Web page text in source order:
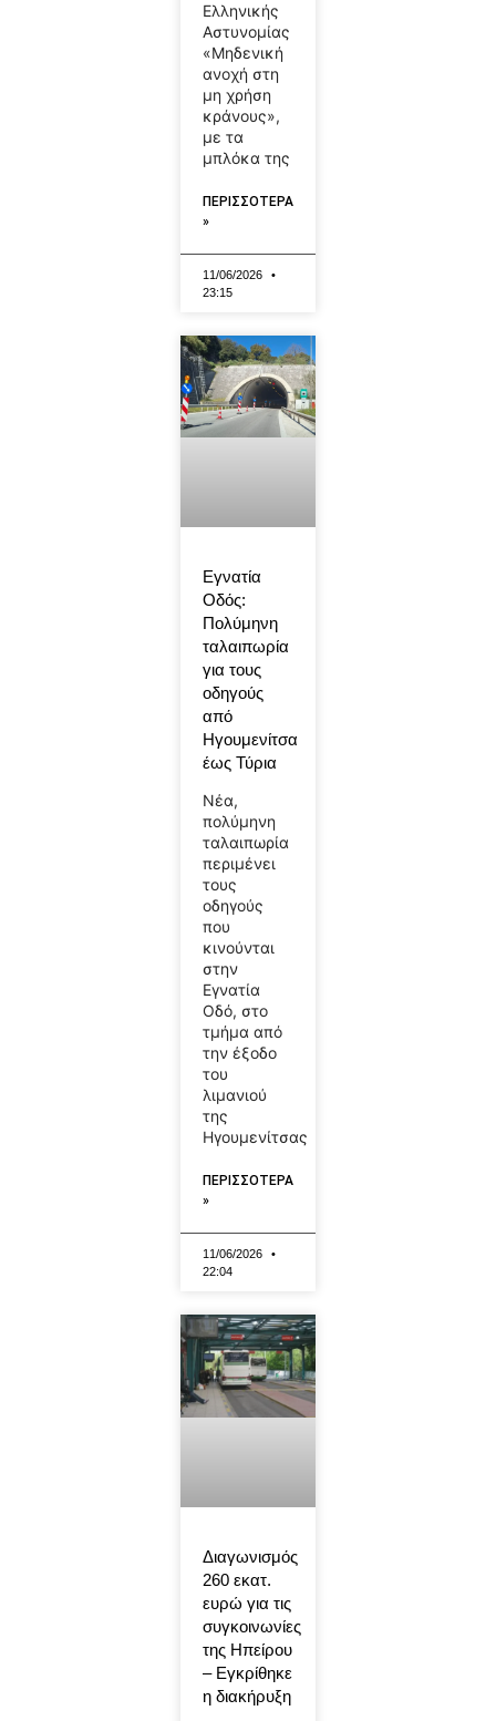
Ελληνικής
Αστυνομίας
«Μηδενική
ανοχή στη
μη χρήση
κράνους»,
με τα
μπλόκα της
ΠΕΡΙΣΣΟΤΕΡΑ
»
11/06/2026
23:15
Εγνατία
Οδός:
Πολύμηνη
ταλαιπωρία
για τους
οδηγούς
από
Ηγουμενίτσα
έως Τύρια
Νέα,
πολύμηνη
ταλαιπωρία
περιμένει
τους
οδηγούς
που
κινούνται
στην
Εγνατία
Οδό, στο
τμήμα από
την έξοδο
του
λιμανιού
της
Ηγουμενίτσας
ΠΕΡΙΣΣΟΤΕΡΑ
»
11/06/2026
22:04
Διαγωνισμός
260 εκατ.
ευρώ για τις
συγκοινωνίες
της Ηπείρου
– Εγκρίθηκε
η διακήρυξη